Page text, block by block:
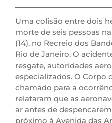
Uma colisão entre dois
morte de seis pessoas
(14), no Recreio dos
Rio de Janeiro. O
resgate, autoridades
especializados. O Corpo
chamado para a
relataram que as
ar antes de
próximo à Avenida das